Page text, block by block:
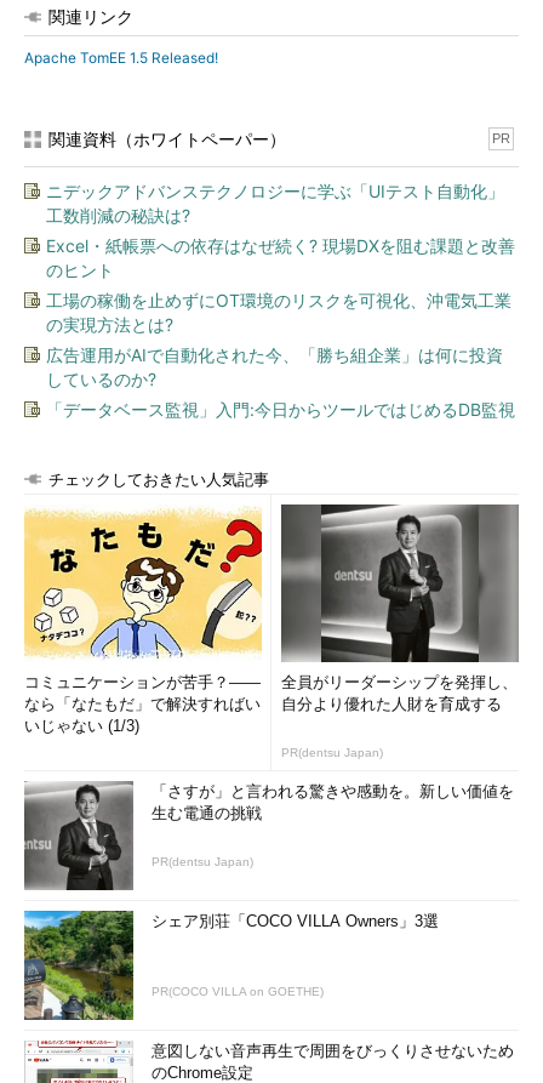
関連リンク
Apache TomEE 1.5 Released!
関連資料（ホワイトペーパー） PR
ニデックアドバンステクノロジーに学ぶ「UIテスト自動化」
工数削減の秘訣は?
Excel・紙帳票への依存はなぜ続く? 現場DXを阻む課題と改善
のヒント
工場の稼働を止めずにOT環境のリスクを可視化、沖電気工業
の実現方法とは?
広告運用がAIで自動化された今、「勝ち組企業」は何に投資
しているのか?
「データベース監視」入門:今日からツールではじめるDB監視
チェックしておきたい人気記事
コミュニケーションが苦手？――
なら「なたもだ」で解決すればい
いじゃない (1/3)
全員がリーダーシップを発揮し、
自分より優れた人財を育成する
PR(dentsu Japan)
「さすが」と言われる驚きや感動を。新しい価値を
生む電通の挑戦
PR(dentsu Japan)
シェア別荘「COCO VILLA Owners」3選
PR(COCO VILLA on GOETHE)
意図しない音声再生で周囲をびっくりさせないため
のChrome設定